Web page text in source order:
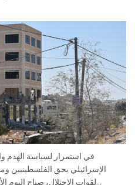
في استمرار لسياسة الهدم
الإسرائيلي بحق الفلسطينيين